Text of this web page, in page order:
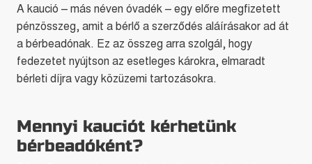
A kaució – más néven óvadék – egy előre megfizetett
pénzösszeg, amit a bérlő a szerződés aláírásakor ad át
a bérbeadónak. Ez az összeg arra szolgál, hogy
fedezetet nyújtson az esetleges károkra, elmaradt
bérleti díjra vagy közüzemi tartozásokra.
Mennyi kauciót kérhetünk
bérbeadóként?